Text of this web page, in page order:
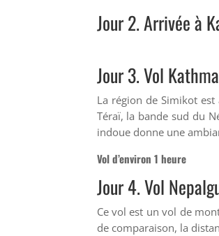
Jour 2. Arrivée à
Jour 3. Vol
La région de Simikot
Téraï, la bande sud du
indoue donne une
Vol d’environ 1 heure
Jour 4. Vol
Ce vol est un vol de
de comparaison, la